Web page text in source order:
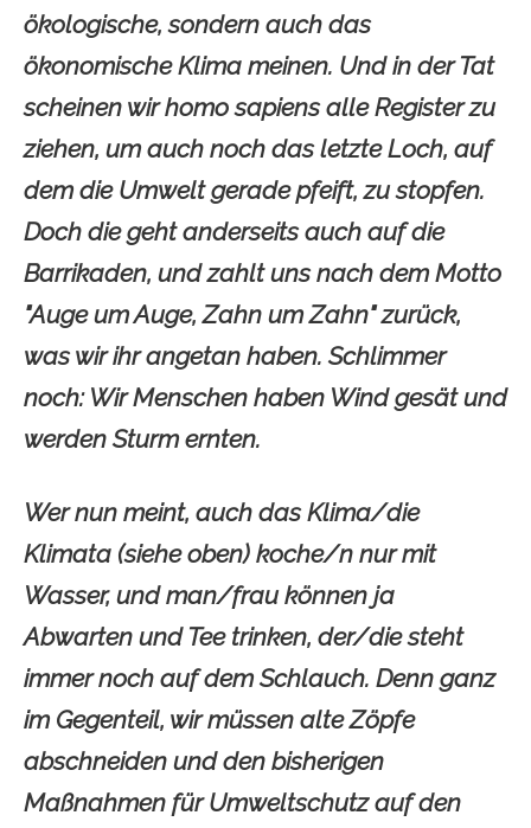
ökologische, sondern auch das
ökonomische Klima meinen. Und in der Tat
scheinen wir homo sapiens alle Register zu
ziehen, um auch noch das letzte Loch, auf
dem die Umwelt gerade pfeift, zu stopfen.
Doch die geht anderseits auch auf die
Barrikaden, und zahlt uns nach dem Motto
"Auge um Auge, Zahn um Zahn" zurück,
was wir ihr angetan haben. Schlimmer
noch: Wir Menschen haben Wind gesät und
werden Sturm ernten.
Wer nun meint, auch das Klima/die
Klimata (siehe oben) koche/n nur mit
Wasser, und man/frau können ja
Abwarten und Tee trinken, der/die steht
immer noch auf dem Schlauch. Denn ganz
im Gegenteil, wir müssen alte Zöpfe
abschneiden und den bisherigen
Maßnahmen für Umweltschutz auf den